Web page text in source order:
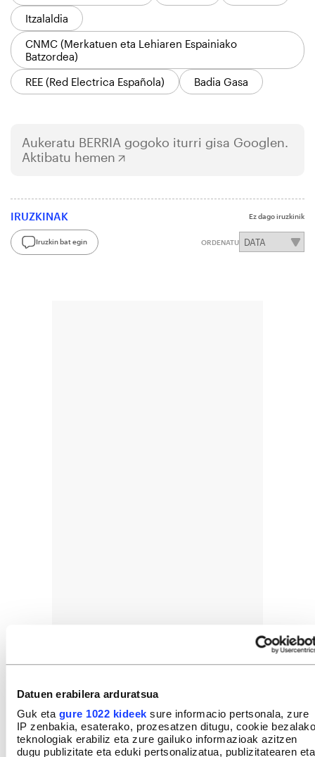
Datuen erabilera arduratsua
Guk eta gure 1022 kideek sure informacio pertsonala, zure
IP zenbakia, esaterako, prozesatzen ditugu, cookie bezalako
teknologiak erabiliz eta zure gailuko informazioak azitzen
dugu publizitate eta eduki pertsonalizatua, publizitatearen eta
Itzalaldia
CNMC (Merkatuen eta Lehiaren Espainiako
Batzordea)
REE (Red Electrica Española)
Badia Gasa
Aukeratu BERRIA gogoko iturri gisa Googlen.
Aktibatu hemen
IRUZKINAK Ez dago iruzkinik
Iruzkin bat egin ORDENATU